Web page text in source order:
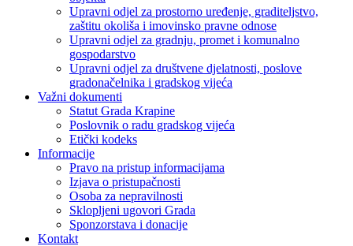
Upravni odjel za prostorno uređenje, graditeljstvo,
zaštitu okoliša i imovinsko pravne odnose
Upravni odjel za gradnju, promet i komunalno
gospodarstvo
Upravni odjel za društvene djelatnosti, poslove
gradonačelnika i gradskog vijeća
Važni dokumenti
Statut Grada Krapine
Poslovnik o radu gradskog vijeća
Etički kodeks
Informacije
Pravo na pristup informacijama
Izjava o pristupačnosti
Osoba za nepravilnosti
Sklopljeni ugovori Grada
Sponzorstava i donacije
Kontakt